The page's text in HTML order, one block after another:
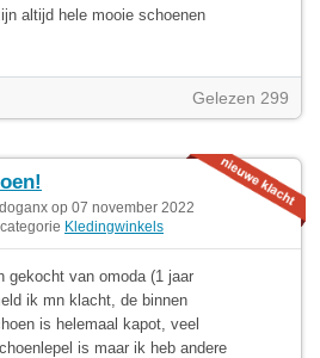
altijd hele mooie schoenen
Gelezen 299
op 07 november 2022
Kledingwinkels
gekocht van omoda (1 jaar
ik mn klacht, de binnen
is helemaal kapot, veel
is maar ik heb andere